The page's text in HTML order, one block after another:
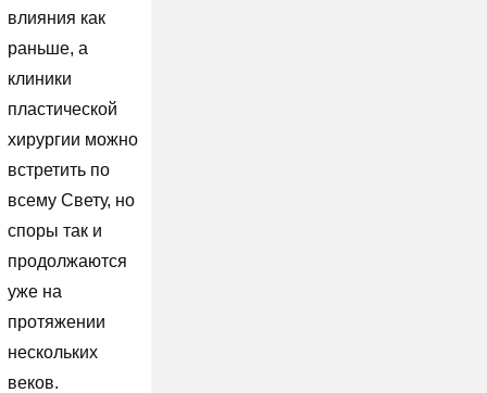
влияния как
раньше, а
клиники
пластической
хирургии можно
встретить по
всему Свету, но
споры так и
продолжаются
уже на
протяжении
нескольких
веков.